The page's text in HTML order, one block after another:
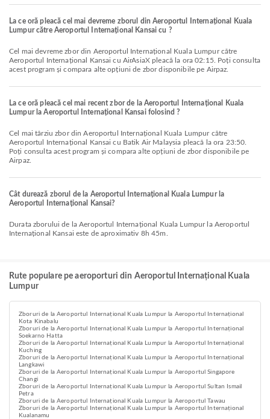
La ce oră pleacă cel mai devreme zborul din Aeroportul Internațional Kuala
Lumpur către Aeroportul Internațional Kansai cu ?
Cel mai devreme zbor din Aeroportul Internațional Kuala Lumpur către
Aeroportul Internațional Kansai cu AirAsiaX pleacă la ora 02:15. Poți consulta
acest program și compara alte opțiuni de zbor disponibile pe Airpaz.
La ce oră pleacă cel mai recent zbor de la Aeroportul Internațional Kuala
Lumpur la Aeroportul Internațional Kansai folosind ?
Cel mai târziu zbor din Aeroportul Internațional Kuala Lumpur către
Aeroportul Internațional Kansai cu Batik Air Malaysia pleacă la ora 23:50.
Poți consulta acest program și compara alte opțiuni de zbor disponibile pe
Airpaz.
Cât durează zborul de la Aeroportul Internațional Kuala Lumpur la
Aeroportul Internațional Kansai?
Durata zborului de la Aeroportul Internațional Kuala Lumpur la Aeroportul
Internațional Kansai este de aproximativ 8h 45m.
Rute populare pe aeroporturi din Aeroportul Internațional Kuala
Lumpur
Zboruri de la Aeroportul Internațional Kuala Lumpur la Aeroportul Internațional
Kota Kinabalu
Zboruri de la Aeroportul Internațional Kuala Lumpur la Aeroportul Internațional
Soekarno Hatta
Zboruri de la Aeroportul Internațional Kuala Lumpur la Aeroportul Internațional
Kuching
Zboruri de la Aeroportul Internațional Kuala Lumpur la Aeroportul Internațional
Langkawi
Zboruri de la Aeroportul Internațional Kuala Lumpur la Aeroportul Singapore
Changi
Zboruri de la Aeroportul Internațional Kuala Lumpur la Aeroportul Sultan Ismail
Petra
Zboruri de la Aeroportul Internațional Kuala Lumpur la Aeroportul Tawau
Zboruri de la Aeroportul Internațional Kuala Lumpur la Aeroportul Internațional
Kualanamu